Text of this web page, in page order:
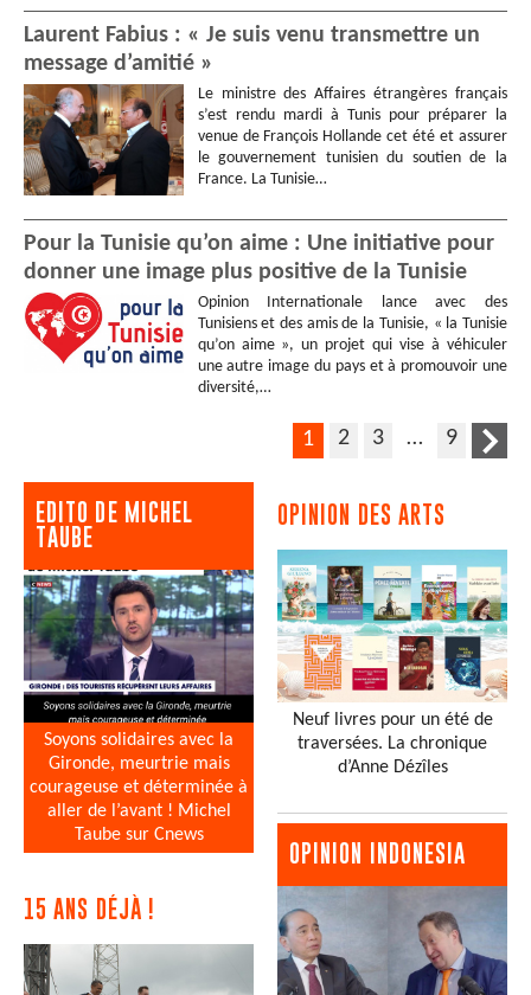
Laurent Fabius : « Je suis venu transmettre un
message d’amitié »
Le ministre des Affaires étrangères français
s’est rendu mardi à Tunis pour préparer la
venue de François Hollande cet été et assurer
le gouvernement tunisien du soutien de la
France. La Tunisie…
Pour la Tunisie qu’on aime : Une initiative pour
donner une image plus positive de la Tunisie
Opinion Internationale lance avec des
Tunisiens et des amis de la Tunisie, « la Tunisie
qu’on aime », un projet qui vise à véhiculer
une autre image du pays et à promouvoir une
diversité,…
1 2 3 … 9
EDITO DE MICHEL
TAUBE
Soyons solidaires avec la
Gironde, meurtrie mais
courageuse et déterminée à
aller de l’avant ! Michel
Taube sur Cnews
15 ANS DÉJÀ !
OPINION DES ARTS
Neuf livres pour un été de
traversées. La chronique
d’Anne Dézîles
OPINION INDONESIA